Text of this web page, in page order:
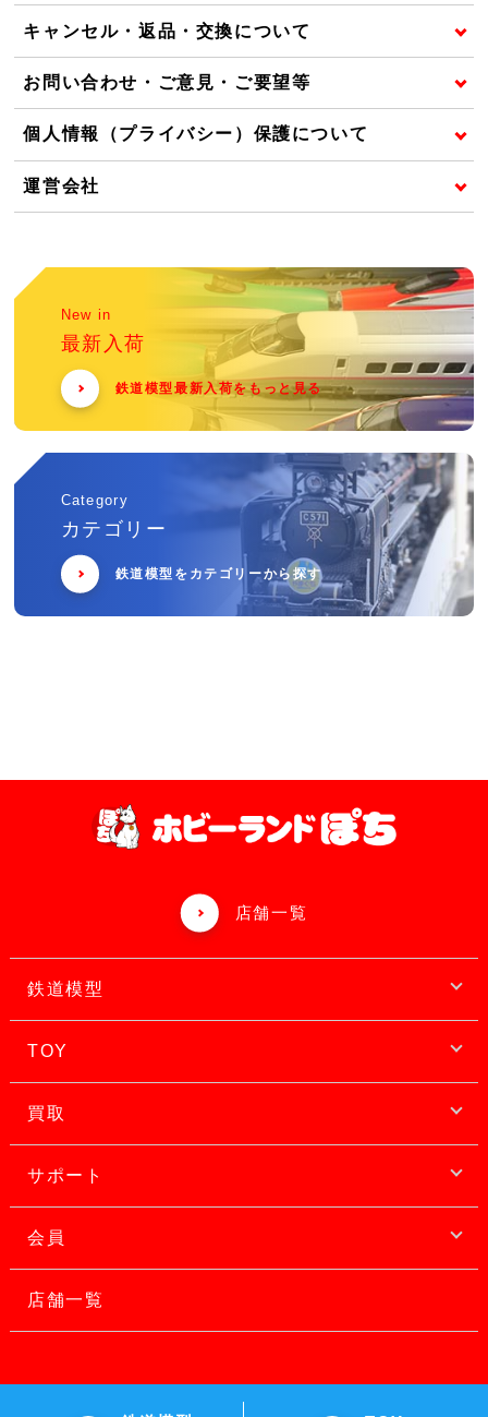
キャンセル・返品・交換について
お問い合わせ・ご意見・ご要望等
個人情報（プライバシー）保護について
運営会社
New in
最新入荷
鉄道模型最新入荷をもっと見る
Category
カテゴリー
鉄道模型をカテゴリーから探す
店舗一覧
鉄道模型
TOY
買取
サポート
会員
店舗一覧